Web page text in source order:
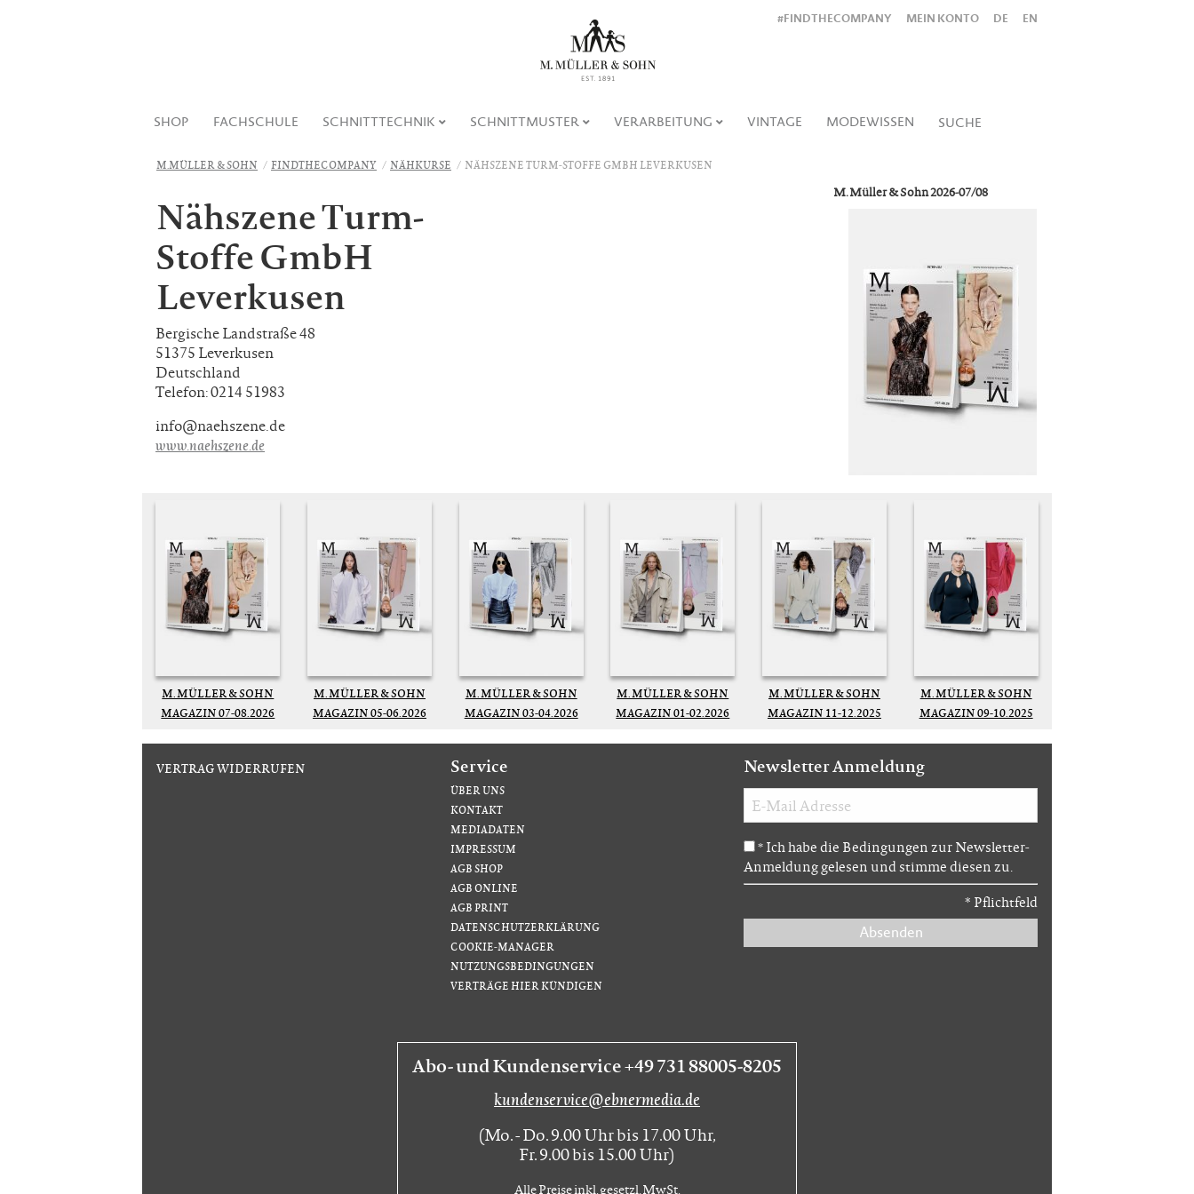
#FINDTHECOMPANY MEIN KONTO DE EN
SHOP FACHSCHULE SCHNITTTECHNIK SCHNITTMUSTER VERARBEITUNG VINTAGE MODEWISSEN SUCHE
Alles Shop SUCHEN
M.MÜLLER & SOHN FINDTHECOMPANY NÄHKURSE NÄHSZENE TURM-STOFFE GMBH LEVERKUSEN
Nähszene Turm-
Stoffe GmbH
Leverkusen
Bergische Landstraße 48
51375 Leverkusen
Deutschland
Telefon: 0214 51983
info@naehszene.de
www.naehszene.de
M. Müller & Sohn 2026-07/08
M. MÜLLER & SOHN
MAGAZIN 07-08.2026
M. MÜLLER & SOHN
MAGAZIN 05-06.2026
M. MÜLLER & SOHN
MAGAZIN 03-04.2026
M. MÜLLER & SOHN
MAGAZIN 01-02.2026
M. MÜLLER & SOHN
MAGAZIN 11-12.2025
M. MÜLLER & SOHN
MAGAZIN 09-10.2025
VERTRAG WIDERRUFEN Service
ÜBER UNS
KONTAKT
MEDIADATEN
IMPRESSUM
AGB SHOP
AGB ONLINE
AGB PRINT
DATENSCHUTZERKLÄRUNG
COOKIE-MANAGER
NUTZUNGSBEDINGUNGEN
VERTRÄGE HIER KÜNDIGEN
Newsletter Anmeldung
* Ich habe die Bedingungen zur Newsletter-
Anmeldung gelesen und stimme diesen zu.
* Pflichtfeld
Absenden
Abo- und Kundenservice +49 731 88005-8205
kundenservice@ebnermedia.de
(Mo. - Do. 9.00 Uhr bis 17.00 Uhr,
Fr. 9.00 bis 15.00 Uhr)
Alle Preise inkl. gesetzl. MwSt.